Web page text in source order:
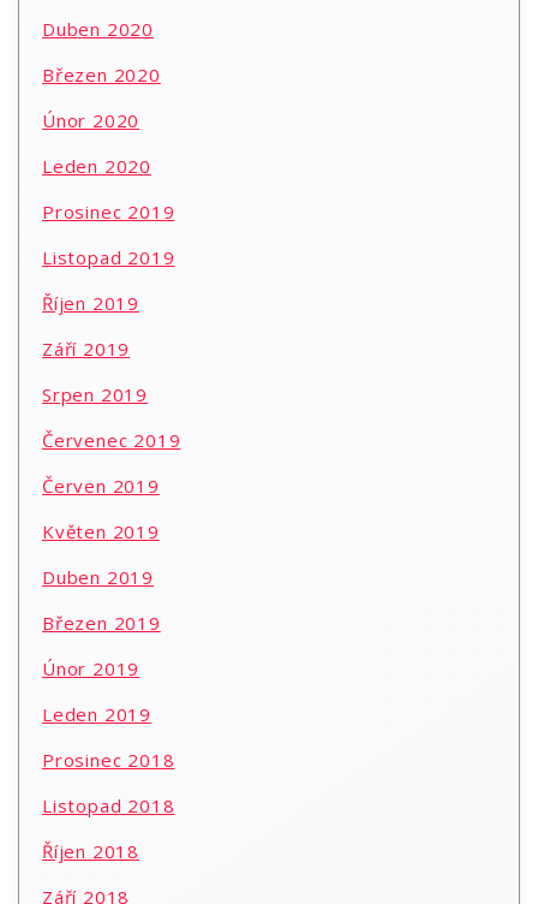
Duben 2020
Březen 2020
Únor 2020
Leden 2020
Prosinec 2019
Listopad 2019
Říjen 2019
Září 2019
Srpen 2019
Červenec 2019
Červen 2019
Květen 2019
Duben 2019
Březen 2019
Únor 2019
Leden 2019
Prosinec 2018
Listopad 2018
Říjen 2018
Září 2018